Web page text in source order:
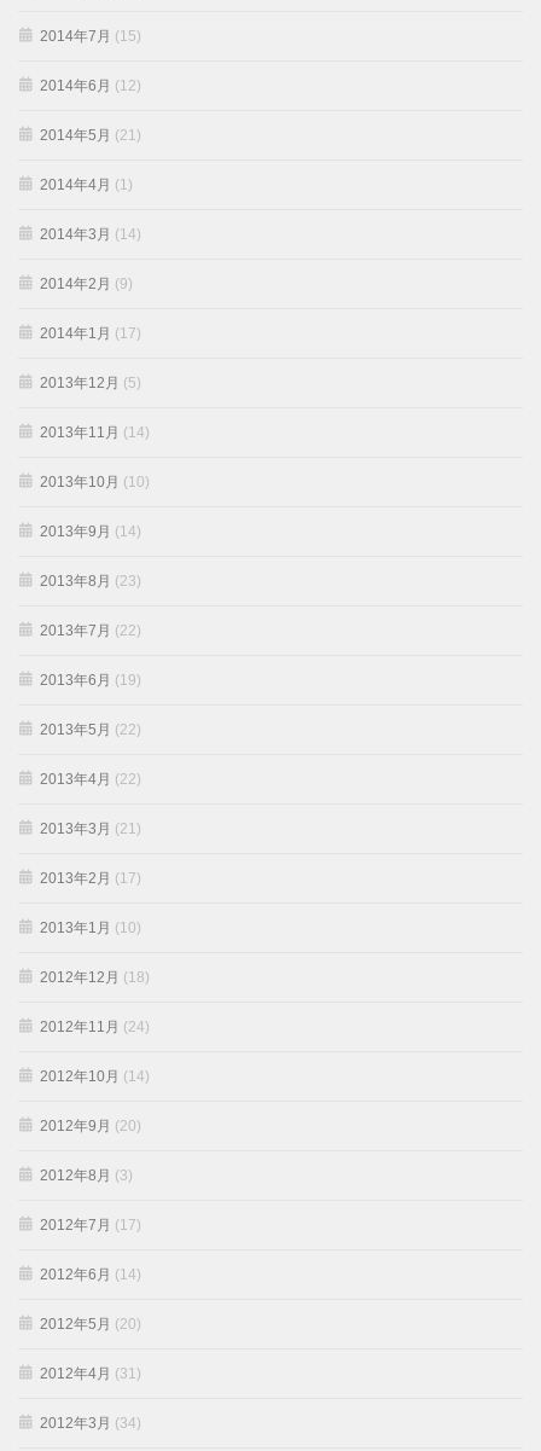
2014年7月 (15)
2014年6月 (12)
2014年5月 (21)
2014年4月 (1)
2014年3月 (14)
2014年2月 (9)
2014年1月 (17)
2013年12月 (5)
2013年11月 (14)
2013年10月 (10)
2013年9月 (14)
2013年8月 (23)
2013年7月 (22)
2013年6月 (19)
2013年5月 (22)
2013年4月 (22)
2013年3月 (21)
2013年2月 (17)
2013年1月 (10)
2012年12月 (18)
2012年11月 (24)
2012年10月 (14)
2012年9月 (20)
2012年8月 (3)
2012年7月 (17)
2012年6月 (14)
2012年5月 (20)
2012年4月 (31)
2012年3月 (34)